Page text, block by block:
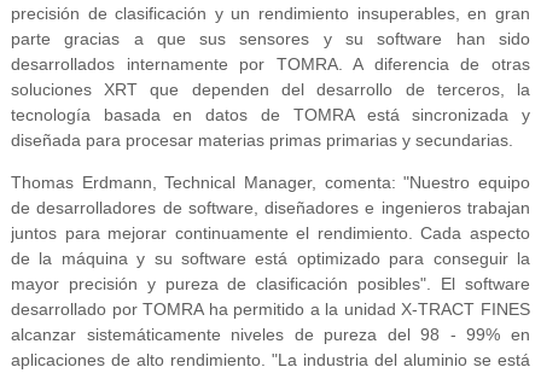
precisión de clasificación y un rendimiento insuperables, en gran
parte gracias a que sus sensores y su software han sido
desarrollados internamente por TOMRA. A diferencia de otras
soluciones XRT que dependen del desarrollo de terceros, la
tecnología basada en datos de TOMRA está sincronizada y
diseñada para procesar materias primas primarias y secundarias.
Thomas Erdmann, Technical Manager, comenta: "Nuestro equipo
de desarrolladores de software, diseñadores e ingenieros trabajan
juntos para mejorar continuamente el rendimiento. Cada aspecto
de la máquina y su software está optimizado para conseguir la
mayor precisión y pureza de clasificación posibles". El software
desarrollado por TOMRA ha permitido a la unidad X-TRACT FINES
alcanzar sistemáticamente niveles de pureza del 98 - 99% en
aplicaciones de alto rendimiento. "La industria del aluminio se está